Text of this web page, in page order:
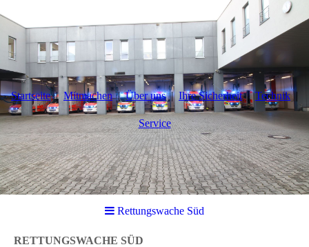
Startseite Mitmachen Über uns Ihre Sicherheit Technik
Service
Rettungswache Süd
RETTUNGSWACHE SÜD